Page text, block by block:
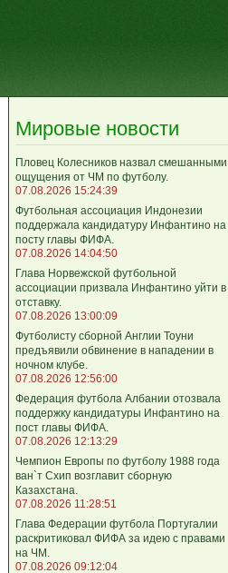
Мировые новости
Пловец Колесников назвал смешанными
ощущения от ЧМ по футболу.
07.08.2026 15:24:39
Футбольная ассоциация Индонезии
поддержала кандидатуру Инфантино на
посту главы ФИФА.
07.08.2026 14:04:50
Глава Норвежской футбольной
ассоциации призвала Инфантино уйти в
отставку.
07.08.2026 13:00:09
Футболисту сборной Англии Тоуни
предъявили обвинение в нападении в
ночном клубе.
07.08.2026 12:56:00
Федерация футбола Албании отозвала
поддержку кандидатуры Инфантино на
пост главы ФИФА.
07.08.2026 12:13:29
Чемпион Европы по футболу 1988 года
ван`т Схип возглавит сборную
Казахстана.
07.08.2026 11:28:51
Глава Федерации футбола Португалии
раскритиковал ФИФА за идею с правами
на ЧМ.
07.08.2026 09:12:04